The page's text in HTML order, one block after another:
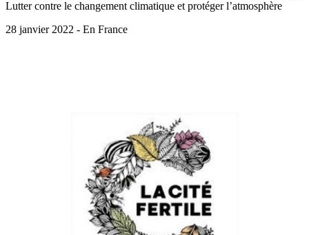
Lutter contre le changement climatique et protéger l’atmosphère
28 janvier 2022 - En France